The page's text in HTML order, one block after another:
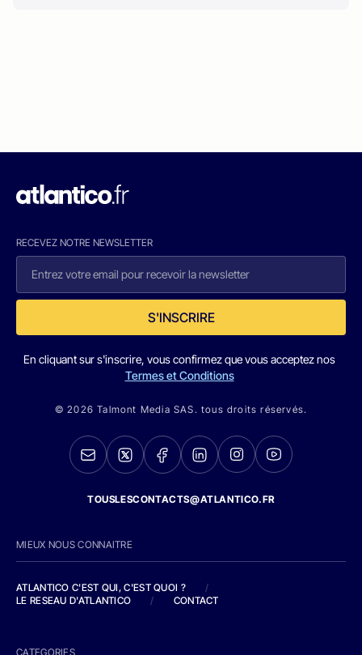
RECEVEZ NOTRE NEWSLETTER
S'INSCRIRE
En cliquant sur s'inscrire, vous confirmez que vous acceptez nos
Termes et Conditions
© 2026 Talmont Media SAS. tous droits réservés.
TOUSLESCONTACTS@ATLANTICO.FR
MIEUX NOUS CONNAITRE
ATLANTICO C'EST QUI, C'EST QUOI ?
/
LE RESEAU D'ATLANTICO
/ CONTACT
CATEGORIES